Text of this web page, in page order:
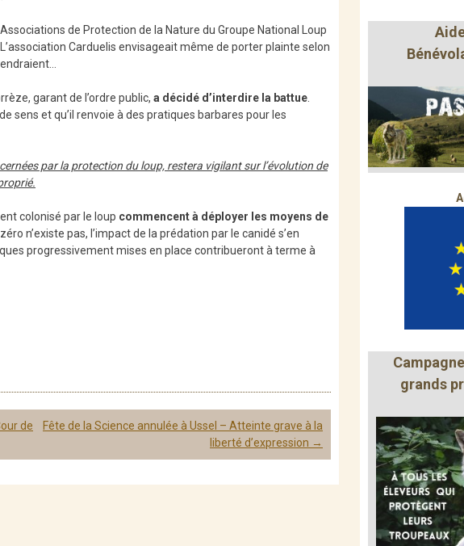
de Protection de la Nature du Groupe National Loup
Carduelis envisageait même de porter plainte selon
garant de l’ordre public, a décidé d’interdire la battue
sens et qu’il renvoie à des pratiques barbares pour les
par la protection du loup, restera vigilant sur l’évolution de
colonisé par le loup commencent à déployer les moyens de
n’existe pas, l’impact de la prédation par le canidé s’en
progressivement mises en place contribueront à terme à
de
Fête de la Science annulée à Ussel – Atteinte grave à la
liberté d’expression →
grands